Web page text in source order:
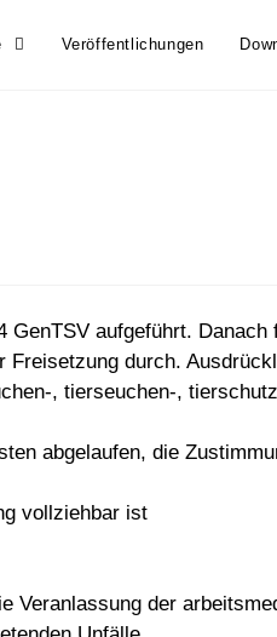
Veröffentlichungen
aufgeführt.
Freisetzung durch.
, tierseuchen-,
abgelaufen, die
vollziehbar ist
der